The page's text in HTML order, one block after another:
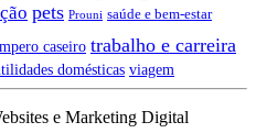
pets Prouni saúde e bem-estar
caseiro trabalho e carreira
domésticas viagem
e Marketing Digital